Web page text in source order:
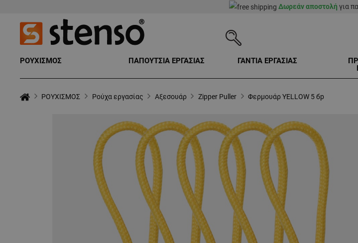
Δωρεάν αποστολή για
ΡΟΥΧΙΣΜΟΣ ΠΑΠΟΥΤΣΙΑ ΕΡΓΑΣΙΑΣ ΓΑΝΤΙΑ ΕΡΓΑΣΙΑΣ
ΡΟΥΧΙΣΜΟΣ Ρούχα εργασίας Αξεσουάρ Zipper Puller Φερμουάρ YELLOW 5 бр